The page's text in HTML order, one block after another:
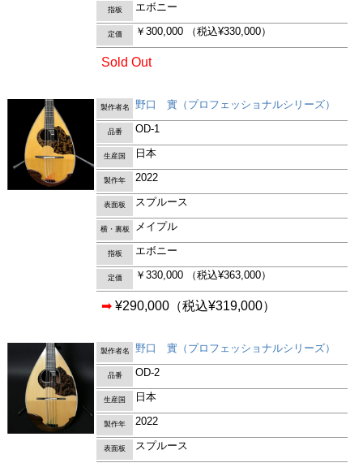
指板 エボニー
定価 ￥300,000 （税込¥330,000）
Sold Out
製作者名 野口 實（プロフェッショナルシリーズ）
品番 OD-1
生産国 日本
製作年 2022
表面板 スプルース
横・裏板 メイプル
指板 エボニー
定価 ￥330,000 （税込¥363,000）
➡¥290,000（税込¥319,000）
製作者名 野口 實（プロフェッショナルシリーズ）
品番 OD-2
生産国 日本
製作年 2022
表面板 スプルース